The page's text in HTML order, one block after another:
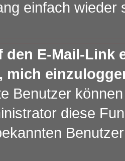
einfach wieder
den E-Mail-Link
mich
Benutzer
diese